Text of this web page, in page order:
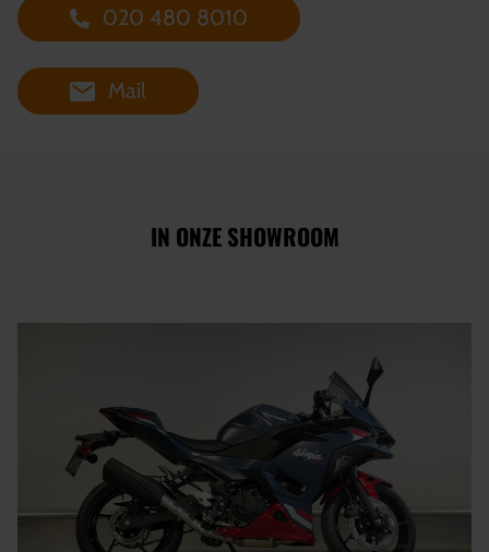
020 480 8010
Mail
IN ONZE SHOWROOM